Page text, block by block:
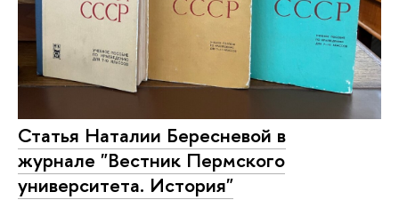
Статья Наталии Бересневой в
журнале "Вестник Пермского
университета. История"